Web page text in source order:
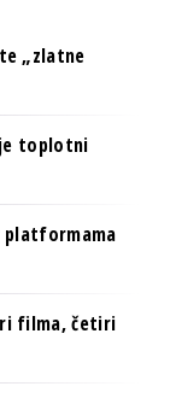
„zlatne
je toplotni
platformama
filma, četiri